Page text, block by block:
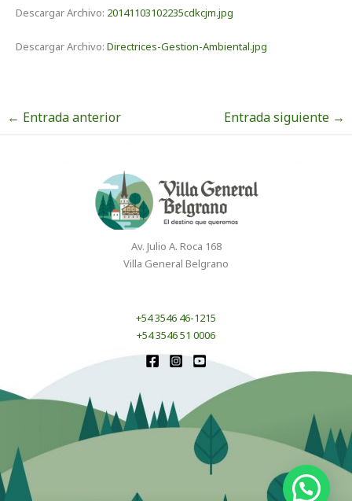
Descargar Archivo: 20141103102235cdkcjm.jpg
Descargar Archivo:Directrices-Gestion-Ambiental.jpg
← Entrada anterior Entrada siguiente →
Av. Julio A. Roca 168
Villa General Belgrano
+54 3546 46-1215
+54 3546 51 0006